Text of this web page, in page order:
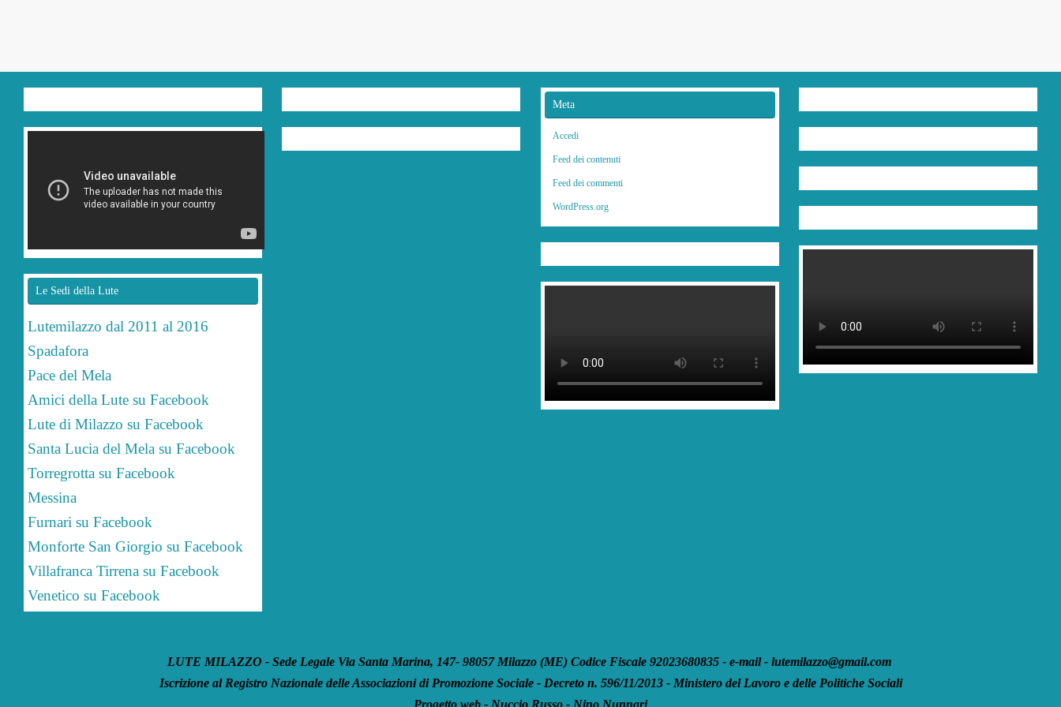
Le Sedi della Lute
Lutemilazzo dal 2011 al 2016
Spadafora
Pace del Mela
Amici della Lute su Facebook
Lute di Milazzo su Facebook
Santa Lucia del Mela su Facebook
Torregrotta su Facebook
Messina
Furnari su Facebook
Monforte San Giorgio su Facebook
Villafranca Tirrena su Facebook
Venetico su Facebook
Meta
Accedi
Feed dei contenuti
Feed dei commenti
WordPress.org
LUTE MILAZZO - Sede Legale Via Santa Marina, 147- 98057 Milazzo (ME) Codice Fiscale 92023680835 - e-mail - lutemilazzo@gmail.com
Iscrizione al Registro Nazionale delle Associazioni di Promozione Sociale - Decreto n. 596/11/2013 - Ministero del Lavoro e delle Politiche Sociali
Progetto web - Nuccio Russo - Nino Nunnari